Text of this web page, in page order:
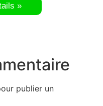
»
publier un